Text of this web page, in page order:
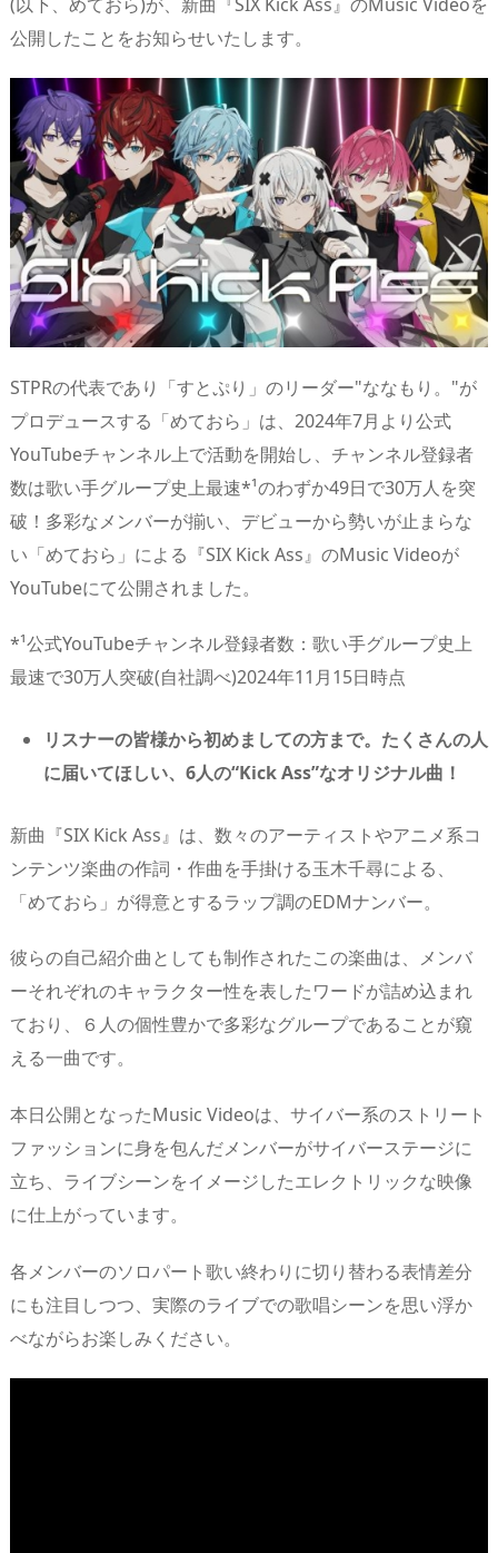
d
s
d
o
n
y r ar
d
ro
io
公開したことをお知らせいたします。
STPRの代表であり「すとぷり」のリーダー"ななもり。"が
プロデュースする「めておら」は、2024年7月より公式
YouTubeチャンネル上で活動を開始し、チャンネル登録者
数は歌い手グループ史上最速*¹のわずか49日で30万人を突
破！多彩なメンバーが揃い、デビューから勢いが止まらな
い「めておら」による『SIX Kick Ass』のMusic Videoが
YouTubeにて公開されました。
*¹公式YouTubeチャンネル登録者数：歌い手グループ史上
最速で30万人突破(自社調べ)2024年11月15日時点
リスナーの皆様から初めましての方まで。たくさんの人
に届いてほしい、6人の“Kick Ass”なオリジナル曲！
新曲『SIX Kick Ass』は、数々のアーティストやアニメ系コ
ンテンツ楽曲の作詞・作曲を手掛ける玉木千尋による、
「めておら」が得意とするラップ調のEDMナンバー。
彼らの自己紹介曲としても制作されたこの楽曲は、メンバ
ーそれぞれのキャラクター性を表したワードが詰め込まれ
ており、６人の個性豊かで多彩なグループであることが窺
える一曲です。
本日公開となったMusic Videoは、サイバー系のストリート
ファッションに身を包んだメンバーがサイバーステージに
立ち、ライブシーンをイメージしたエレクトリックな映像
に仕上がっています。
各メンバーのソロパート歌い終わりに切り替わる表情差分
にも注目しつつ、実際のライブでの歌唱シーンを思い浮か
べながらお楽しみください。